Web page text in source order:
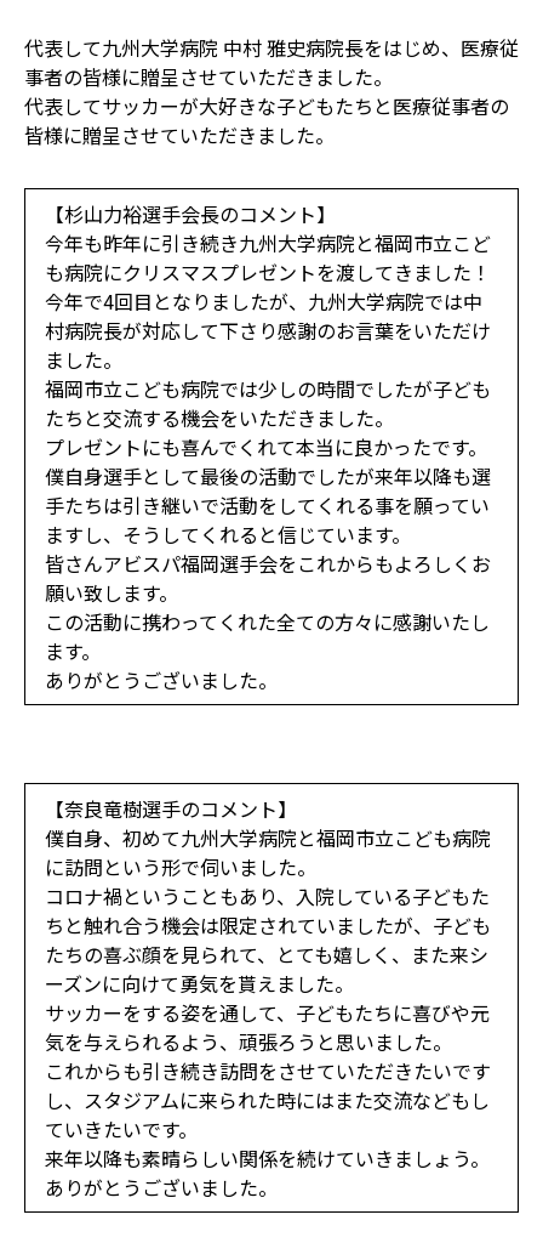
代表して九州大学病院 中村 雅史病院長をはじめ、医療従
事者の皆様に贈呈させていただきました。
代表してサッカーが大好きな子どもたちと医療従事者の
皆様に贈呈させていただきました。
【杉山力裕選手会長のコメント】
今年も昨年に引き続き九州大学病院と福岡市立こど
も病院にクリスマスプレゼントを渡してきました！
今年で4回目となりましたが、九州大学病院では中
村病院長が対応して下さり感謝のお言葉をいただけ
ました。
福岡市立こども病院では少しの時間でしたが子ども
たちと交流する機会をいただきました。
プレゼントにも喜んでくれて本当に良かったです。
僕自身選手として最後の活動でしたが来年以降も選
手たちは引き継いで活動をしてくれる事を願ってい
ますし、そうしてくれると信じています。
皆さんアビスパ福岡選手会をこれからもよろしくお
願い致します。
この活動に携わってくれた全ての方々に感謝いたし
ます。
ありがとうございました。
【奈良竜樹選手のコメント】
僕自身、初めて九州大学病院と福岡市立こども病院
に訪問という形で伺いました。
コロナ禍ということもあり、入院している子どもた
ちと触れ合う機会は限定されていましたが、子ども
たちの喜ぶ顔を見られて、とても嬉しく、また来シ
ーズンに向けて勇気を貰えました。
サッカーをする姿を通して、子どもたちに喜びや元
気を与えられるよう、頑張ろうと思いました。
これからも引き続き訪問をさせていただきたいです
し、スタジアムに来られた時にはまた交流などもし
ていきたいです。
来年以降も素晴らしい関係を続けていきましょう。
ありがとうございました。